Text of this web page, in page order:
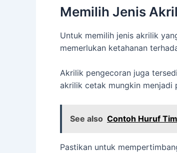
Memilih Jenis
Untuk memilih jenis akrilik
memerlukan ketahanan
Akrilik pengecoran juga
akrilik cetak mungkin menjadi
See also Contoh Huruf
Pastikan untuk